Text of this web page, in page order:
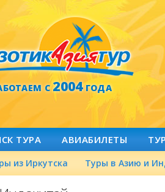
С2004ГОДА
ТУРА АВИАБИЛЕТЫ
из Иркутска Туры в Азию и